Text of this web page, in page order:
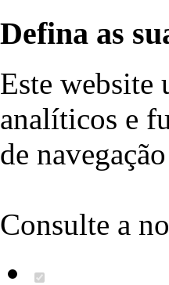
Defina as
Este website
analíticos e
de
Consulte a